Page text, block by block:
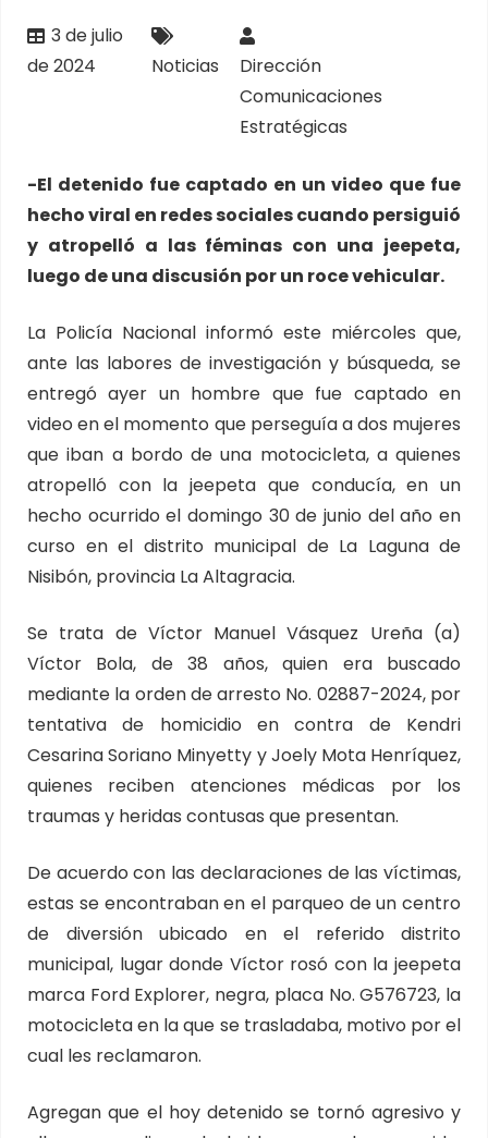
3 de julio
de 2024
Noticias
Dirección
Comunicaciones
Estratégicas
-El detenido fue captado en un video que fue
hecho viral en redes sociales cuando persiguió
y atropelló a las féminas con una jeepeta,
luego de una discusión por un roce vehicular.
La Policía Nacional informó este miércoles que,
ante las labores de investigación y búsqueda, se
entregó ayer un hombre que fue captado en
video en el momento que perseguía a dos mujeres
que iban a bordo de una motocicleta, a quienes
atropelló con la jeepeta que conducía, en un
hecho ocurrido el domingo 30 de junio del año en
curso en el distrito municipal de La Laguna de
Nisibón, provincia La Altagracia.
Se trata de Víctor Manuel Vásquez Ureña (a)
Víctor Bola, de 38 años, quien era buscado
mediante la orden de arresto No. 02887-2024, por
tentativa de homicidio en contra de Kendri
Cesarina Soriano Minyetty y Joely Mota Henríquez,
quienes reciben atenciones médicas por los
traumas y heridas contusas que presentan.
De acuerdo con las declaraciones de las víctimas,
estas se encontraban en el parqueo de un centro
de diversión ubicado en el referido distrito
municipal, lugar donde Víctor rosó con la jeepeta
marca Ford Explorer, negra, placa No. G576723, la
motocicleta en la que se trasladaba, motivo por el
cual les reclamaron.
Agregan que el hoy detenido se tornó agresivo y